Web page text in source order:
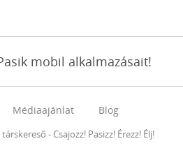
mobil alkalmazásait!
Médiaajánlat Blog
- Csajozz! Pasizz! Érezz! Élj!